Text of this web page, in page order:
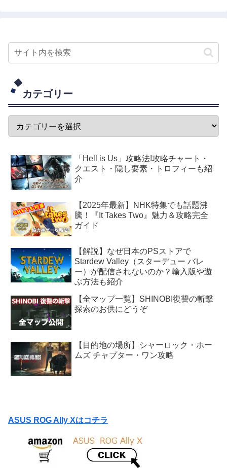
カテゴリー
「Hell is Us」攻略法!攻略チャート・
クエスト・隠し要素・トロフィーも紹
介
【2025年最新】NHK特集でも話題沸
騰！『It Takes Two』魅力＆攻略完全
ガイド
【解説】なぜ日本のPSストアで
Stardew Valley（スターデュー バレ
ー）が配信されないのか？輸入版や遊
ぶ方法も紹介
【全マップ一覧】SHINOBI復讐の斬撃
探索のお供にどうぞ
【目的地の場所】シャーロック・ホー
ムズ チャプター・ワン攻略
ASUS ROG Ally Xはコチラ